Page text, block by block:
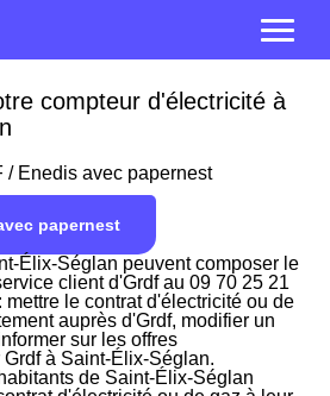
compteur d'électricité à
/ Enedis avec papernest
papernest
Élix-Séglan peuvent composer le
client d'Grdf au 09 70 25 21
mettre le contrat d'électricité ou de
auprès d'Grdf, modifier un
sur les offres
à Saint-Élix-Séglan.
de Saint-Élix-Séglan